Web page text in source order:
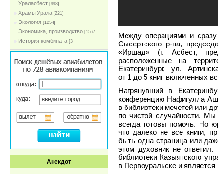
Ураласбест [998]
Храмы Урала [221]
Экология [1254]
Экономика, производство [1567]
История комбината [3]
Анекдот
Между операциями и
Сысертского р-на,
«Иршад» (г. Асбест,
расположенные на
Екатеринбург, ул.
от 1 до 5 книг, включенных
Нагрянувший в
конференцию Нафигулла
в библиотеки мечетей или
по чистой случайности. Мы
всегда готовы помочь. Но
что далеко не все книги,
быть одна страница или
этом духовник не
библиотеки Казыятского
в Первоуральске и